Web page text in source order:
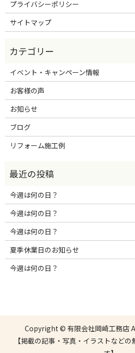
プライバシーポリシー
サイトマップ
イベント・キャンペーン情報
お客様の声
お知らせ
ブログ
リフォーム施工例
今週は何の日？
今週は何の日？
今週は何の日？
夏季休業日のお知らせ
今週は何の日？
Copyright © 有限会社岡崎工務店
【掲載の記事・写真・イラストなど